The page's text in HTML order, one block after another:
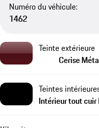
Numéro du véhicule:
1462
Teinte extérieure
Cerise
Teintes
Intérieur tout cuir